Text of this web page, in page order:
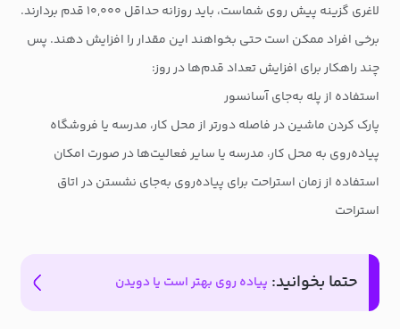
لاغری گزینه پیش روی شماست، باید روزانه حداقل ۱۰,۰۰۰ قدم بردارند.
برخی افراد ممکن است حتی بخواهند این مقدار را افزایش دهند. پس
چند راهکار برای افزایش تعداد قدم‌ها در روز:
استفاده از پله به‌جای آسانسور
پارک کردن ماشین در فاصله دورتر از محل کار، مدرسه یا فروشگاه
پیاده‌روی به محل کار، مدرسه یا سایر فعالیت‌ها در صورت امکان
استفاده از زمان استراحت برای پیاده‌روی به‌جای نشستن در اتاق
استراحت
حتما بخوانید: پیاده روی بهتر است یا دویدن